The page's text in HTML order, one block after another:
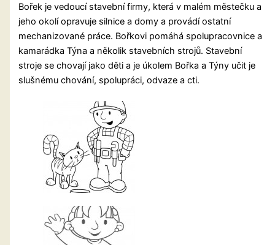
Bořek je vedoucí stavební firmy, která v malém městečku a
jeho okolí opravuje silnice a domy a provádí ostatní
mechanizované práce. Bořkovi pomáhá spolupracovnice a
kamarádka Týna a několik stavebních strojů. Stavební
stroje se chovají jako děti a je úkolem Bořka a Týny učit je
slušnému chování, spolupráci, odvaze a cti.